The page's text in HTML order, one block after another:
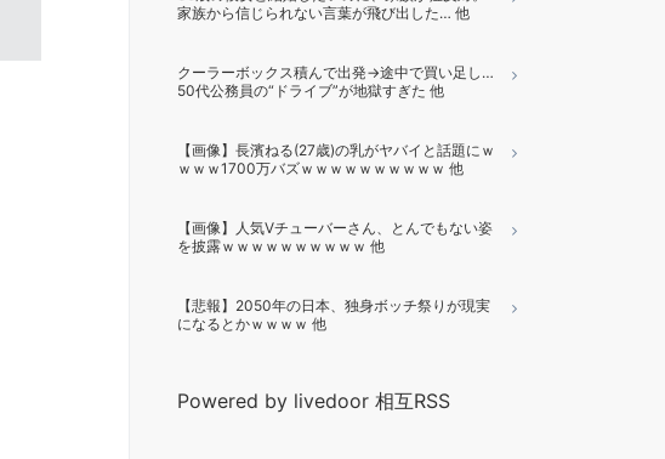
家族から信じられない言葉が飛び出した… 他
クーラーボックス積んで出発→途中で買い足し…
50代公務員の“ドライブ”が地獄すぎた 他
【画像】長濱ねる(27歳)の乳がヤバイと話題にｗ
ｗｗｗ1700万バズｗｗｗｗｗｗｗｗｗｗ 他
【画像】人気Vチューバーさん、とんでもない姿
を披露ｗｗｗｗｗｗｗｗｗｗ 他
【悲報】2050年の日本、独身ボッチ祭りが現実
になるとかｗｗｗｗ 他
Powered by livedoor 相互RSS